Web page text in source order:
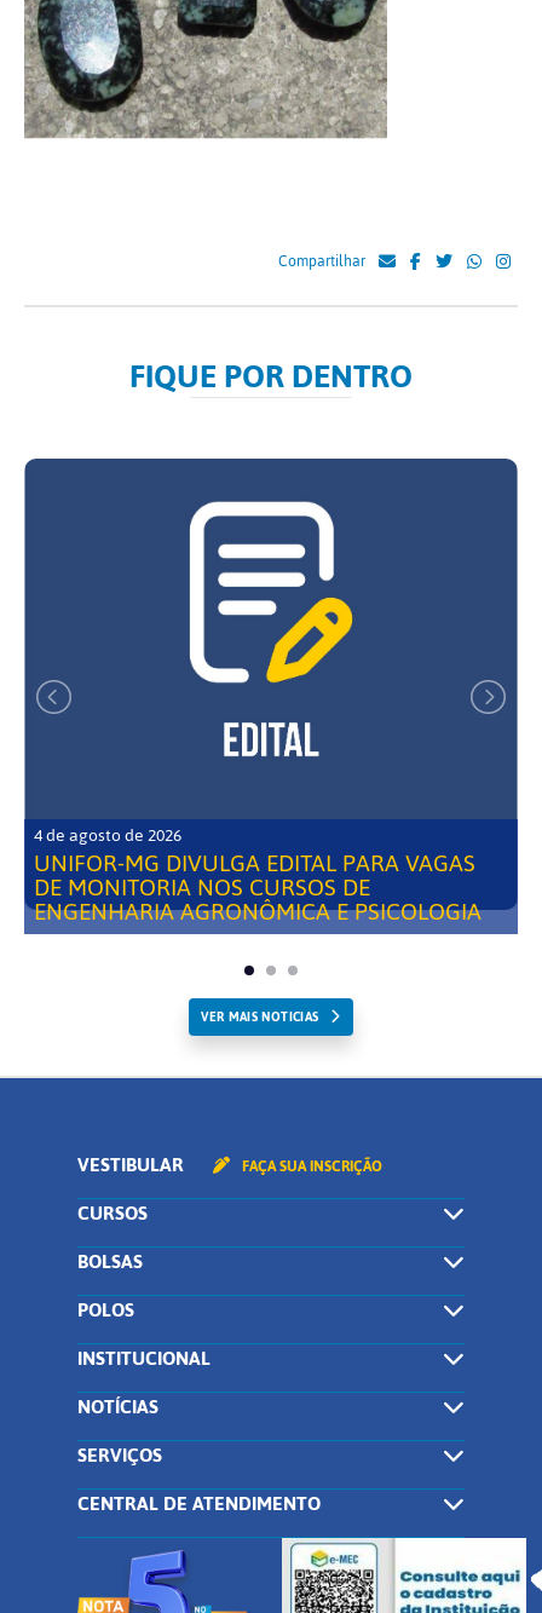
Compartilhar
FIQUE POR DENTRO
4 de agosto de 2026
UNIFOR-MG DIVULGA EDITAL PARA VAGAS
DE MONITORIA NOS CURSOS DE
ENGENHARIA AGRONÔMICA E PSICOLOGIA
VER MAIS NOTICIAS
VESTIBULAR FAÇA SUA INSCRIÇÃO
CURSOS
BOLSAS
POLOS
INSTITUCIONAL
NOTÍCIAS
SERVIÇOS
CENTRAL DE ATENDIMENTO